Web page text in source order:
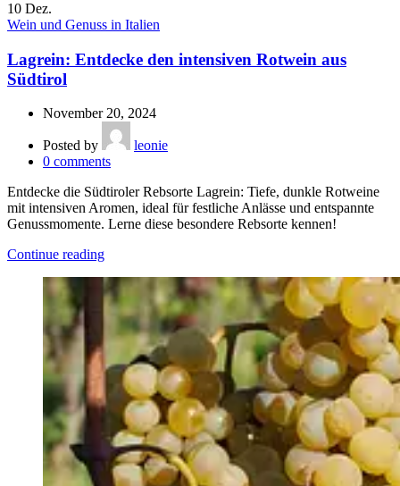
10 Dez.
Wein und Genuss in Italien
Lagrein: Entdecke den intensiven Rotwein aus
Südtirol
November 20, 2024
Posted by
leonie
0 comments
Entdecke die Südtiroler Rebsorte Lagrein: Tiefe, dunkle Rotweine
mit intensiven Aromen, ideal für festliche Anlässe und entspannte
Genussmomente. Lerne diese besondere Rebsorte kennen!
Continue reading